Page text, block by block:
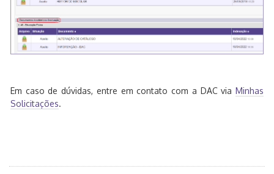
Em caso de dúvidas, entre em contato com a DAC via Minhas
Solicitações.